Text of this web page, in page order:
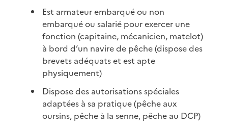
Est armateur embarqué ou non
embarqué ou salarié pour exercer une
fonction (capitaine, mécanicien, matelot)
à bord d’un navire de pêche (dispose des
brevets adéquats et est apte
physiquement)
Dispose des autorisations spéciales
adaptées à sa pratique (pêche aux
oursins, pêche à la senne, pêche au DCP)